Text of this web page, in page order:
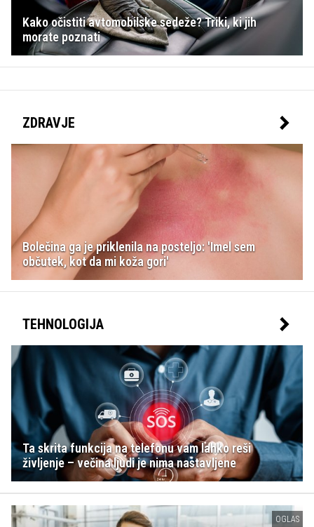
Kako očistiti avtomobilske sedeže? Triki, ki jih
morate poznati
ZDRAVJE
Bolečina ga je priklenila na posteljo: 'Imel sem
občutek, kot da mi koža gori'
TEHNOLOGIJA
Ta skrita funkcija na telefonu vam lahko reši
življenje – večina ljudi je nima nastavljene
OGLAS